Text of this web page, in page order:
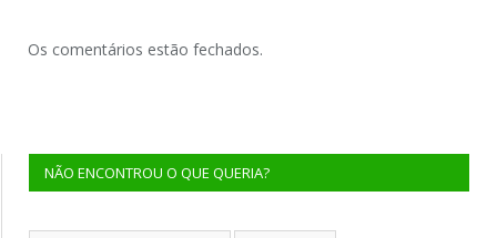
Os comentários estão fechados.
NÃO ENCONTROU O QUE QUERIA?